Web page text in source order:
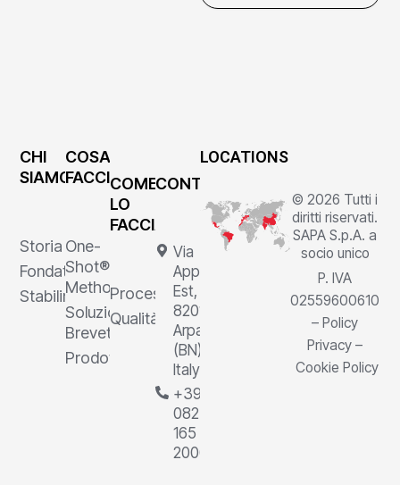
CHI
SIAMO
Storia
Fondatore
Stabilimenti
COSA
FACCIAMO
One-
Shot®
Method
Soluzioni
Brevettate
Prodotti
COME
LO
FACCIAMO
Processi
Qualità
CONTATTI
Via
Appia
Est, 1,
82011
Arpaia
(BN),
Italy
+39
0823
165
2000
LOCATIONS
© 2026 Tutti i
diritti riservati.
SAPA S.p.A. a
socio unico
P. IVA
02559600610
–Policy
Privacy –
Cookie Policy